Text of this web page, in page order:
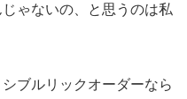
ゃないの、と思うのは私
ブルリックオーダーなら